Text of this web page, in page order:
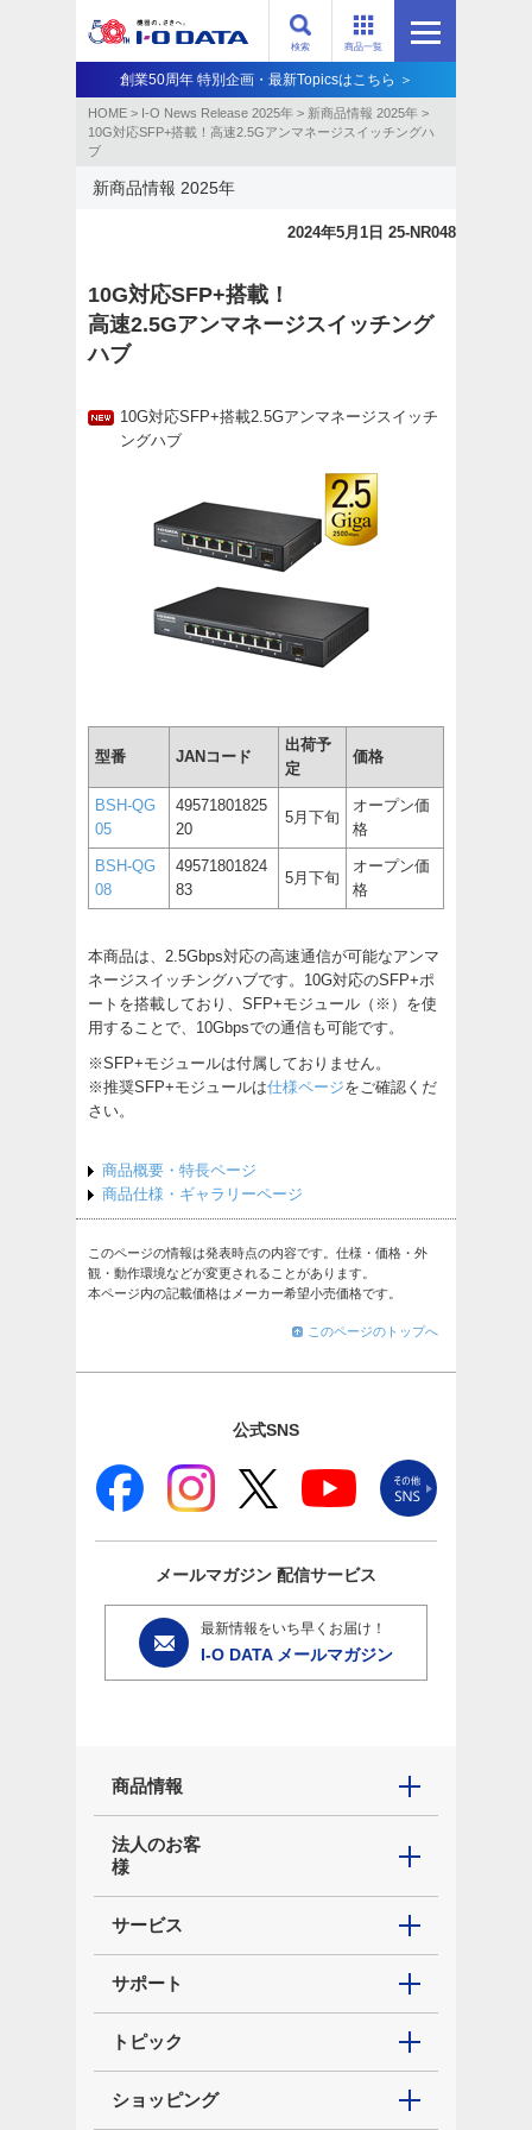
商品一覧
検索
創業50周年 特別企画・最新Topicsはこちら ＞
HOME > I-O News Release 2025年 > 新商品情報 2025年 >
10G対応SFP+搭載！高速2.5Gアンマネージスイッチングハ
ブ
新商品情報 2025年
2024年5月1日 25-NR048
10G対応SFP+搭載！
高速2.5Gアンマネージスイッチング
ハブ
10G対応SFP+搭載2.5Gアンマネージスイッチ
ングハブ
型番 JANコード
出荷予
定
価格
BSH-QG
05
49571801825
20
5月下旬
オープン価
格
BSH-QG
08
49571801824
83
5月下旬
オープン価
格
本商品は、2.5Gbps対応の高速通信が可能なアンマ
ネージスイッチングハブです。10G対応のSFP+ポ
ートを搭載しており、SFP+モジュール（※）を使
用することで、10Gbpsでの通信も可能です。
※SFP+モジュールは付属しておりません。
※推奨SFP+モジュールは仕様ページをご確認くだ
さい。
商品概要・特長ページ
商品仕様・ギャラリーページ
このページの情報は発表時点の内容です。仕様・価格・外
観・動作環境などが変更されることがあります。
本ページ内の記載価格はメーカー希望小売価格です。
このページのトップへ
公式SNS
メールマガジン 配信サービス
最新情報をいち早くお届け！
I-O DATA メールマガジン
商品情報
法人のお客
様
サービス
サポート
トピック
ショッピング